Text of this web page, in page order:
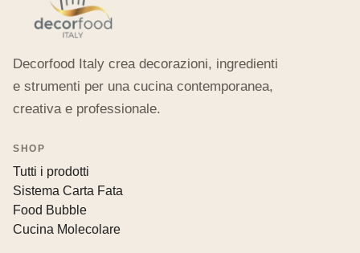
Decorfood Italy crea decorazioni, ingredienti
e strumenti per una cucina contemporanea,
creativa e professionale.
SHOP
Tutti i prodotti
Sistema Carta Fata
Food Bubble
Cucina Molecolare